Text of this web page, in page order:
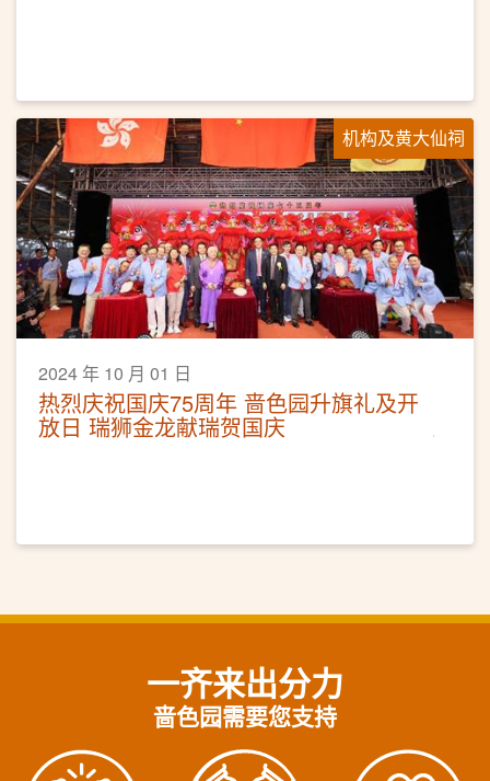
机构及黄大仙祠
2024 年 10 月 01 日
热烈庆祝国庆75周年 啬色园升旗礼及开
放日 瑞狮金龙献瑞贺国庆
一齐来出分力
啬色园需要您支持